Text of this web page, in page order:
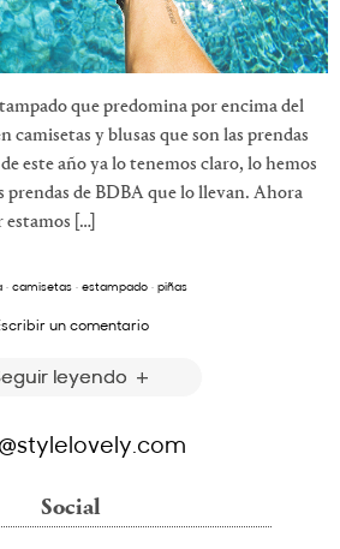
que predomina por encima del
camisetas y blusas que son las prendas
este año ya lo tenemos claro, lo hemos
de BDBA que lo llevan. Ahora
estamos […]
· camisetas· estampado· piñas
un comentario
leyendo
Social